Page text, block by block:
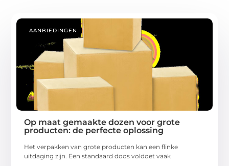
AANBIEDINGEN
Op maat gemaakte dozen voor grote
producten: de perfecte oplossing
Het verpakken van grote producten kan een flinke
uitdaging zijn. Een standaard doos voldoet vaak